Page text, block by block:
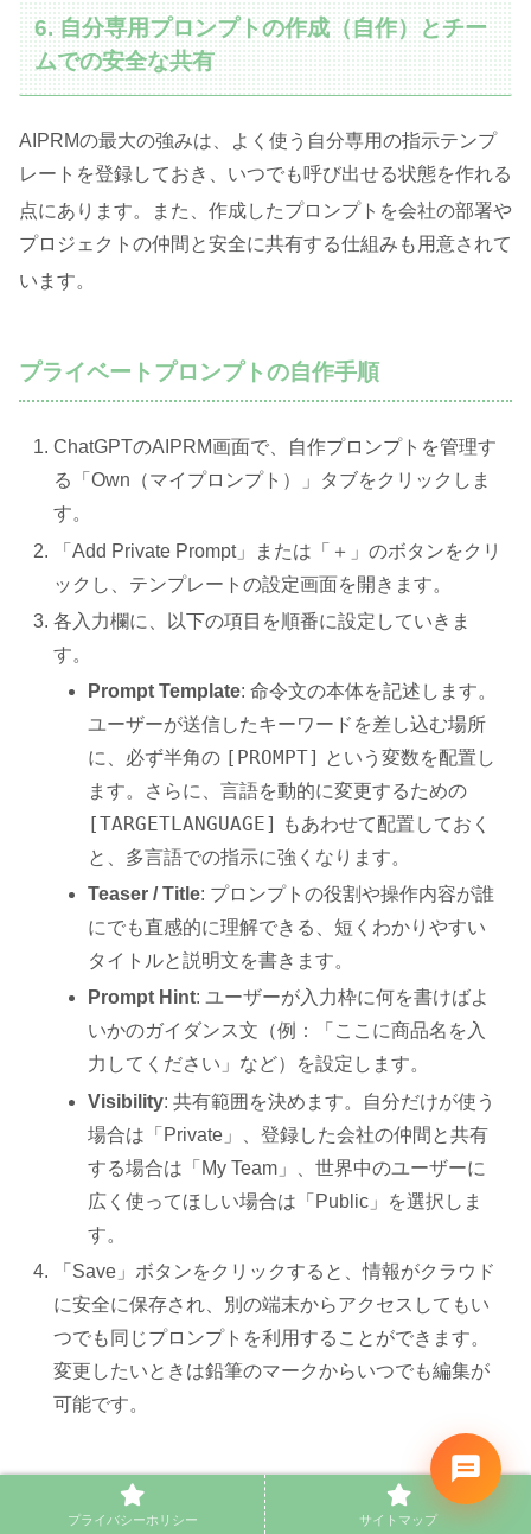
6. 自分専用プロンプトの作成（自作）とチー
ムでの安全な共有
AIPRMの最大の強みは、よく使う自分専用の指示テンプ
レートを登録しておき、いつでも呼び出せる状態を作れる
点にあります。また、作成したプロンプトを会社の部署や
プロジェクトの仲間と安全に共有する仕組みも用意されて
います。
プライベートプロンプトの自作手順
ChatGPTのAIPRM画面で、自作プロンプトを管理す
る「Own（マイプロンプト）」タブをクリックしま
す。
「Add Private Prompt」または「＋」のボタンをクリ
ックし、テンプレートの設定画面を開きます。
各入力欄に、以下の項目を順番に設定していきま
す。
Prompt Template: 命令文の本体を記述します。
ユーザーが送信したキーワードを差し込む場所
に、必ず半角の [PROMPT] という変数を配置し
ます。さらに、言語を動的に変更するための
[TARGETLANGUAGE]
もあわせて配置しておく
と、多言語での指示に強くなります。
Teaser / Title: プロンプトの役割や操作内容が誰
にでも直感的に理解できる、短くわかりやすい
タイトルと説明文を書きます。
Prompt Hint: ユーザーが入力枠に何を書けばよ
いかのガイダンス文（例：「ここに商品名を入
力してください」など）を設定します。
Visibility: 共有範囲を決めます。自分だけが使う
場合は「Private」、登録した会社の仲間と共有
する場合は「My Team」、世界中のユーザーに
広く使ってほしい場合は「Public」を選択しま
す。
「Save」ボタンをクリックすると、情報がクラウド
に安全に保存され、別の端末からアクセスしてもい
つでも同じプロンプトを利用することができます。
変更したいときは鉛筆のマークからいつでも編集が
可能です。
チーム内でのプロンプトの共有方法（Teams機
プライバシーホリシー サイトマップ